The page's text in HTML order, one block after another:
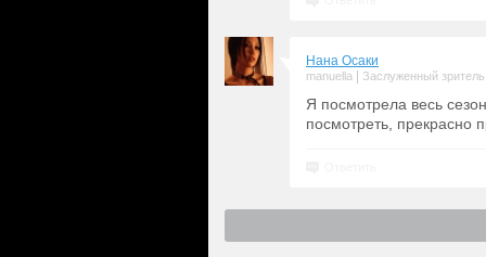
Нана Осаки
manuella Заслуженный зритель
Я посмотрела весь
посмотреть, прекрасно